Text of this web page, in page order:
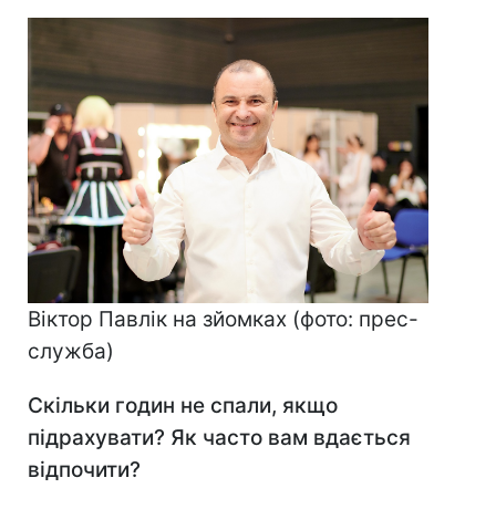
Віктор Павлік на зйомках (фото: прес-
служба)
Скільки годин не спали, якщо
підрахувати? Як часто вам вдається
відпочити?